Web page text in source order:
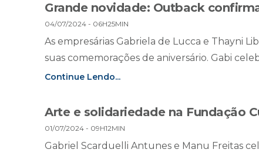
Grande novidade: Outback
04/07/2024 - 06H25MIN
As empresárias Gabriela de Lucca e Thayni
suas comemorações de aniversário. Gabi
Continue Lendo...
Arte e solidariedade na Fundação
01/07/2024 - 09H12MIN
Gabriel Scarduelli Antunes e Manu Freitas